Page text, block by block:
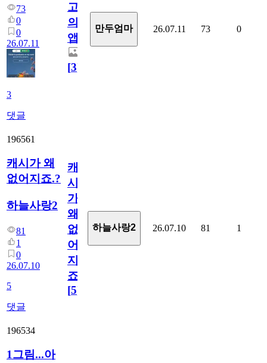
73
0
0
26.07.11
3
댓글
고
의
앱.
[3]
만두엄마 26.07.11 73 0
196561
캐시가 왜
없어지죠.?
하늘사랑2
81
1
0
26.07.10
5
댓글
캐
시
가
왜
없
어
지
죠.?
[5]
하늘사랑2 26.07.10 81 1
196534
1그림...아